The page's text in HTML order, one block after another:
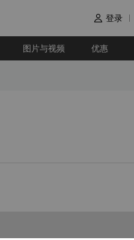
 登录
图片与视频 优惠